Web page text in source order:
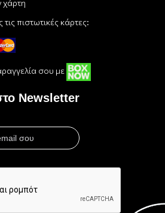
χάρτη
πιστωτικές κάρτες:
σου με
Newsletter